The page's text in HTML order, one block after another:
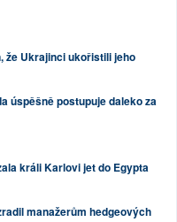
že Ukrajinci ukořistili jeho
úspěšně postupuje daleko za
králi Karlovi jet do Egypta
manažerům hedgeových